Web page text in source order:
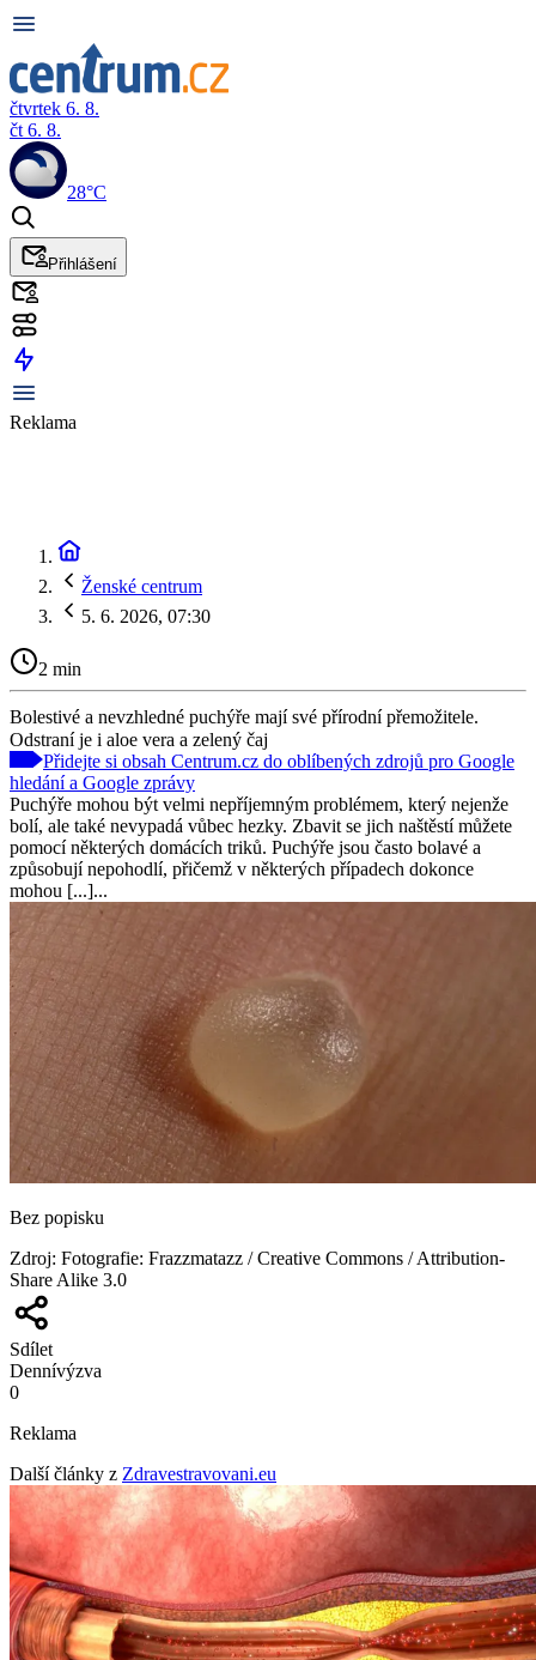
čtvrtek 6. 8.
čt 6. 8.
28°C
Přihlášení
Reklama
Ženské centrum
5. 6. 2026, 07:30
2 min
Bolestivé a nevzhledné puchýře mají své přírodní přemožitele.
Odstraní je i aloe vera a zelený čaj
Přidejte si obsah Centrum.cz do oblíbených zdrojů pro Google
hledání a Google zprávy
Puchýře mohou být velmi nepříjemným problémem, který nejenže
bolí, ale také nevypadá vůbec hezky. Zbavit se jich naštěstí můžete
pomocí některých domácích triků. Puchýře jsou často bolavé a
způsobují nepohodlí, přičemž v některých případech dokonce
mohou [...]...
Bez popisku
Zdroj: Fotografie: Frazzmatazz / Creative Commons / Attribution-
Share Alike 3.0
Sdílet
Dennívýzva
0
Reklama
Další články z Zdravestravovani.eu